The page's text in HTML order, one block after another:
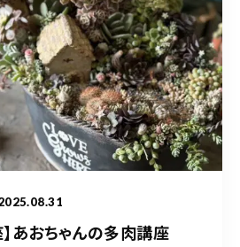
あおちゃんの多肉講座